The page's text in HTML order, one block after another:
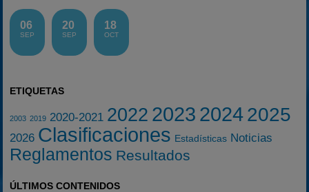
06
SEP
20
SEP
18
OCT
ETIQUETAS
2003 2019 2020-2021 2022 2023 20242025
2026 Clasificaciones Estadísticas Noticias
Reglamentos Resultados
ÚLTIMOS CONTENIDOS